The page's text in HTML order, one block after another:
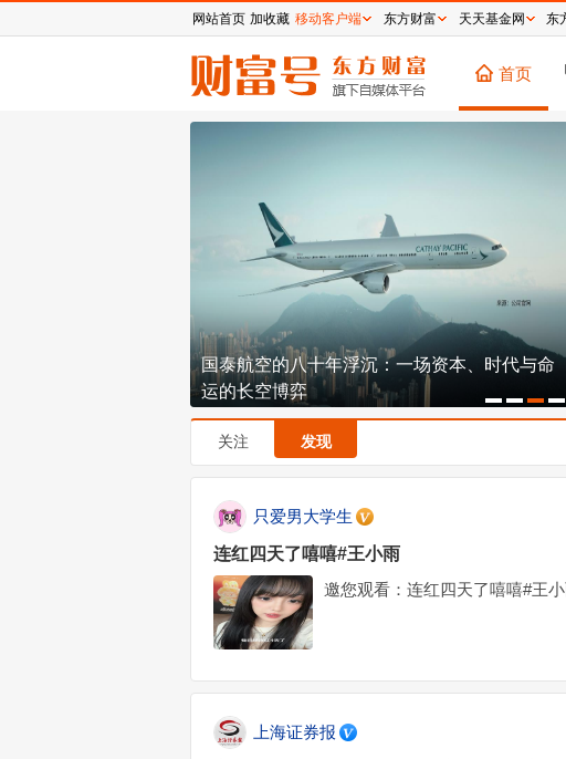
首页
国泰航空的八十年浮沉：一场资本、时代与命
运的长空博弈
关注 发现
只爱男大学生
连红四天了嘻嘻#王小雨
邀您观看：连红四天了嘻嘻#王
上海证券报
网站首页 加收藏 移动客户端 东方财富 天天基金网 东